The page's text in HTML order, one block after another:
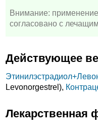
Внимание:
согласовано с
Действующее
Этинилэстрадиол+
Levonorgestrel),
Лекарственная